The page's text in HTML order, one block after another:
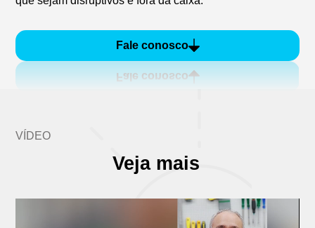
Fale conosco
VÍDEO
Veja mais